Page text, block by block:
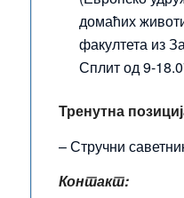
домаћих
факултета из
Сплит од 9-
Тренутна
– Стручни
Контакт: